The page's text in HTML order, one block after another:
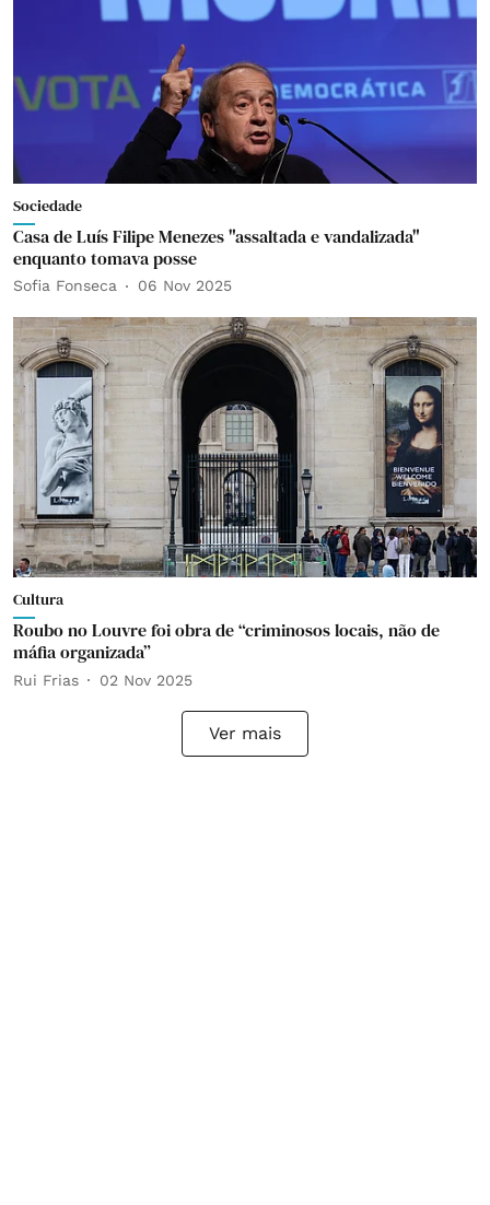
Sociedade
Casa de Luís Filipe Menezes "assaltada e vandalizada"
enquanto tomava posse
Sofia Fonseca 06 Nov 2025
Cultura
Roubo no Louvre foi obra de “criminosos locais, não de
máfia organizada”
Rui Frias 02 Nov 2025
Ver mais